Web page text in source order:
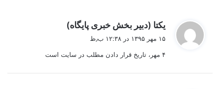
یکتا (دبیر بخش خبری پایگاه)
:
۱۵ مهر ۱۳۹۵ در ۱۲:۳۸ ب٫ظ
۴ مهر، تاریخ قرار دادن مطلب در سایت است